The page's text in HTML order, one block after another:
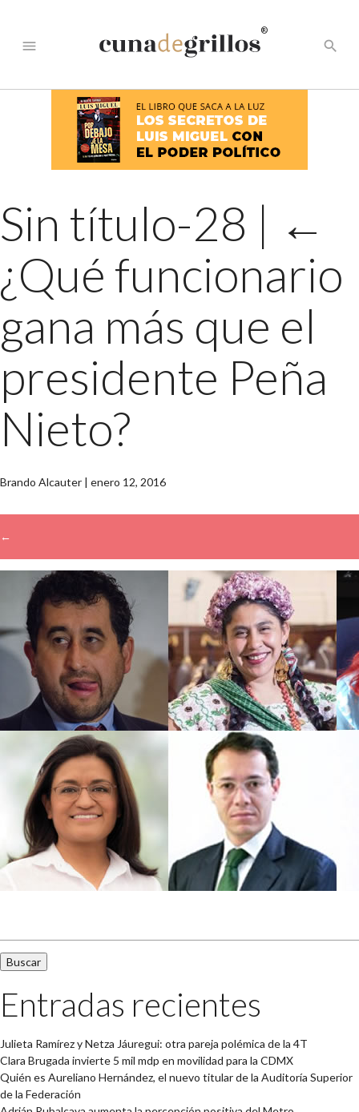
menu
®
search
Sin título-28 | ←
¿Qué funcionario
gana más que el
presidente Peña
Nieto?
Brando Alcauter | enero 12, 2016
←
Entradas recientes
Julieta Ramírez y Netza Jáuregui: otra pareja polémica de la 4T
Clara Brugada invierte 5 mil mdp en movilidad para la CDMX
Quién es Aureliano Hernández, el nuevo titular de la Auditoría Superior
de la Federación